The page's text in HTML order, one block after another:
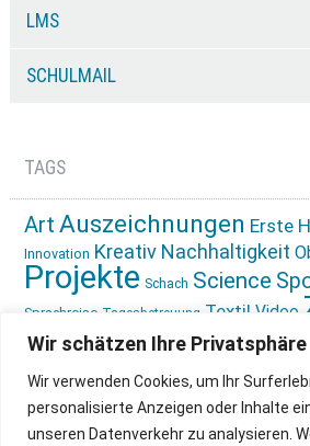
Wir schätzen Ihre Privatsphäre
Wir verwenden Cookies, um Ihr
personalisierte Anzeigen oder Inhalte
unseren Datenverkehr zu analysieren.
LMS
SCHULMAIL
TAGS
Art Auszeichnungen Erste
Innovation Kreativ Nachhaltigkeit
Projekte Schach Science
Sprachreise Tagesbetreuung Textil Video
gestalten Ökologie